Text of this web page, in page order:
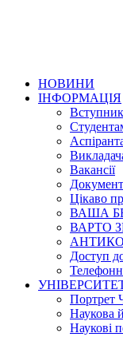
НОВИНИ
ІНФОРМАЦІЯ
Вакансії
Цікаво
ВАША
ВАРТО
Доступ
Портрет
Наукова
Наукові